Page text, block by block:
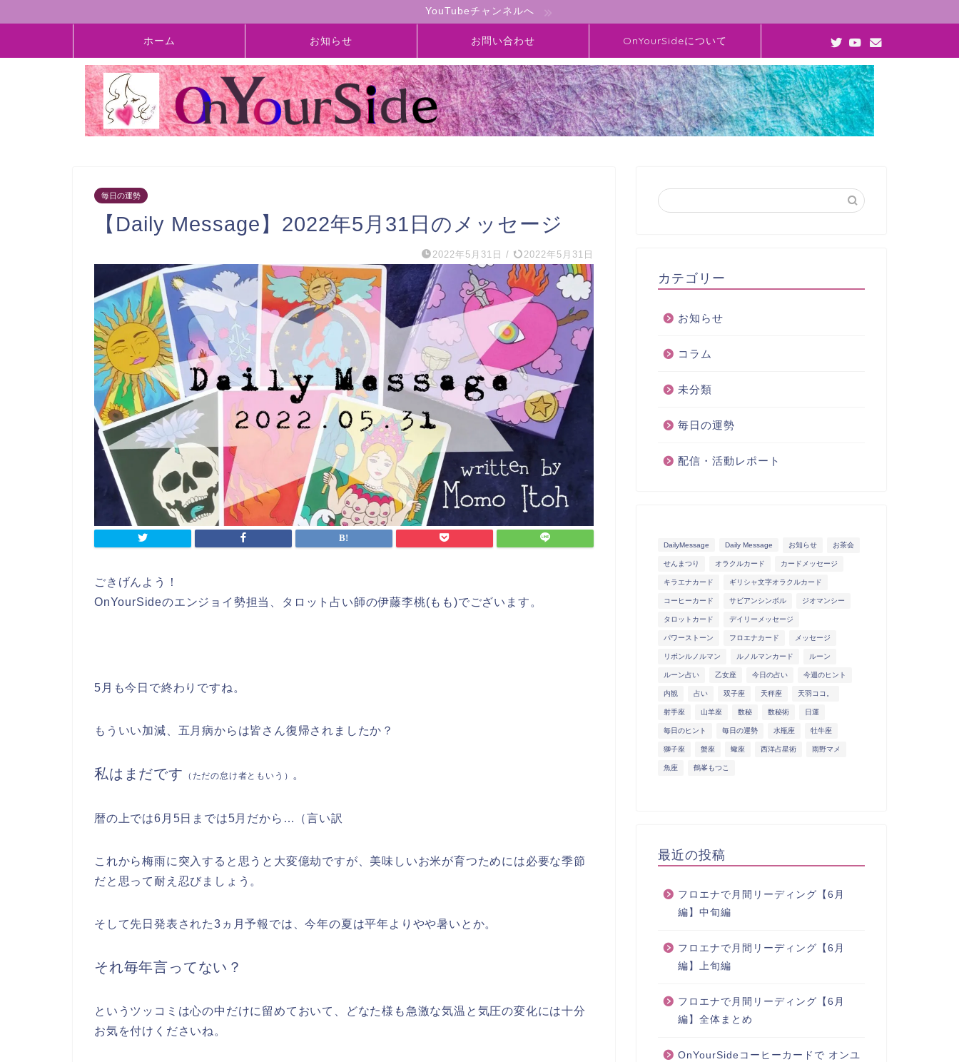
YouTubeチャンネルへ
ホーム お知らせ お問い合わせ OnYourSideについて
毎日の運勢
【Daily Message】2022年5月31日のメッセージ
2022年5月31日 / 2022年5月31日
ごきげんよう！
OnYourSideのエンジョイ勢担当、タロット占い師の伊藤李桃(もも)でございます。
5月も今日で終わりですね。
もういい加減、五月病からは皆さん復帰されましたか？
私はまだです （ただの怠け者ともいう） 。
暦の上では6月5日までは5月だから…（言い訳
これから梅雨に突入すると思うと大変億劫ですが、美味しいお米が育つためには必要な季節
だと思って耐え忍びましょう。
そして先日発表された3ヵ月予報では、今年の夏は平年よりやや暑いとか。
それ毎年言ってない？
というツッコミは心の中だけに留めておいて、どなた様も急激な気温と気圧の変化には十分
お気を付けくださいね。
カテゴリー
お知らせ
コラム
未分類
毎日の運勢
配信・活動レポート
DailyMessage Daily Message お知らせ お茶会
せんまつり オラクルカード カードメッセージ
キラエナカード ギリシャ文字オラクルカード
コーヒーカード サビアンシンボル ジオマンシー
タロットカード デイリーメッセージ
パワーストーン フロエナカード メッセージ
リボンルノルマン ルノルマンカード ルーン
ルーン占い 乙女座 今日の占い 今週のヒント
内観 占い 双子座 天秤座 天羽ココ。
射手座 山羊座 数秘 数秘術 日運
毎日のヒント 毎日の運勢 水瓶座 牡牛座
獅子座 蟹座 蠍座 西洋占星術 雨野マメ
魚座 鶴峯もつこ
最近の投稿
フロエナで月間リーディング【6月
編】中旬編
フロエナで月間リーディング【6月
編】上旬編
フロエナで月間リーディング【6月
編】全体まとめ
OnYourSideコーヒーカードで オンユ